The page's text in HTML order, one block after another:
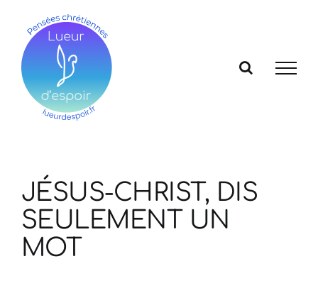
contenu
JÉSUS-CHRIST, DIS
SEULEMENT UN
MOT